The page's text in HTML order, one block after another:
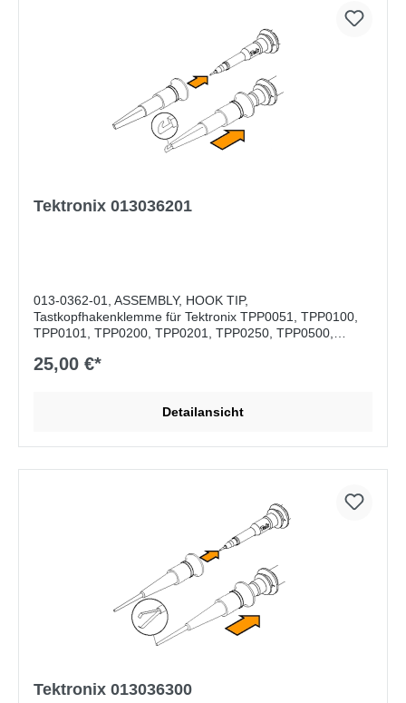
Tektronix 013036201
013-0362-01, ASSEMBLY, HOOK TIP,
Tastkopfhakenklemme für Tektronix TPP0051, TPP0100,
TPP0101, TPP0200, TPP0201, TPP0250, TPP0500,
25,00 €*
Detailansicht
Tektronix 013036300